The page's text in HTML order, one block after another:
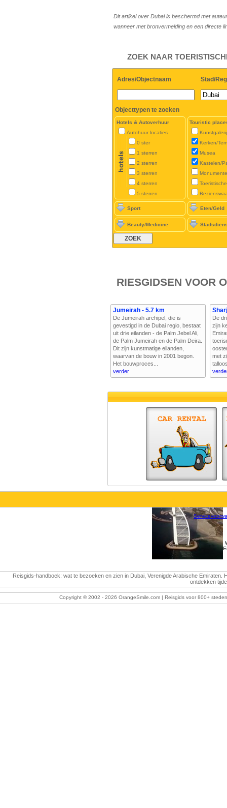
Dit artikel over Dubai is beschermd met
wanneer met bronvermelding en een directe
ZOEK NAAR
Adres/Objectnaam Stad/
Objecttypen te zoeken
Hotels & Autoverhuur
Autohuur locaties
0 ster
1 sterren
2 sterren
3 sterren
4 sterren
5 sterren
Touristic
Kerken/
Musea
Kastelen/
Sport Eten/Geld
Beauty/Medicine
RIESGIDSEN VOOR
Jumeirah - 5.7 km
De Jumeirah archipel, die is
gevestigd in de Dubai regio, bestaat
uit drie eilanden - de Palm Jebel Ali,
de Palm Jumeirah en de Palm Deira.
Dit zijn kunstmatige eilanden,
waarvan de bouw in 2001 begon.
Het bouwproces...
verder
De
zijn
met
Reisgids-handboek: wat te bezoeken en zien in Dubai, Verenigde Arabische
ontdekken
Copyright © 2002 - 2026 OrangeSmile.com | Reisgids voor 800+